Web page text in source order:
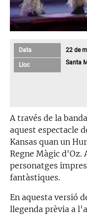
Data 22 de
Lloc Santa
A través de la
aquest espectacle
Kansas quan un
Regne Màgic d'Oz.
personatges
fantàstiques.
En aquesta versió
llegenda prèvia a